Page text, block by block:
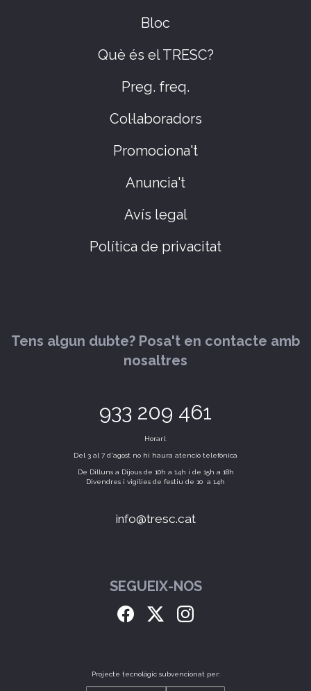
Bloc
Què és el TRESC?
Preg. freq.
Col·laboradors
Promociona't
Anuncia't
Avís legal
Política de privacitat
Tens algun dubte? Posa't en contacte amb
nosaltres
933 209 461
Horari:
Del 3 al 7 d'agost no hi haura atenció telefònica
De Dilluns a Dijous de 10h a 14h i de 15h a 18h
Divendres i vigílies de festiu de 10 a 14h
info@tresc.cat
SEGUEIX-NOS
Projecte tecnològic subvencionat per: